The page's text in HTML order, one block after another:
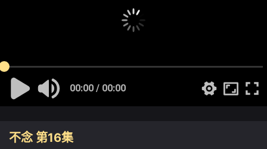
00:00 / 00:00
不念 第16集